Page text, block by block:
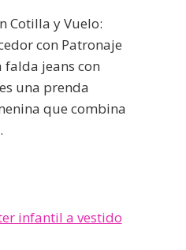
Cotilla y Vuelo:
con Patronaje
falda jeans con
una prenda
que combina